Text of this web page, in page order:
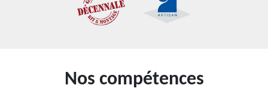
Nos compétences